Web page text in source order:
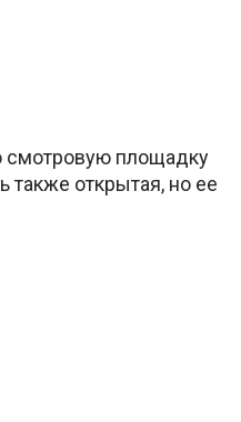
смотровую площадку
также открытая, но ее